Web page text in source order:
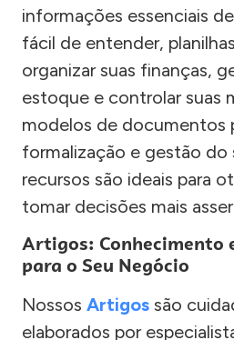
informações essenciais
fácil de entender,
organizar suas finanças,
estoque e controlar suas
modelos de documentos
formalização e gestão do
recursos são ideais para
tomar decisões mais
Artigos: Conhecimento
para o Seu Negócio
Nossos Artigos são
elaborados por